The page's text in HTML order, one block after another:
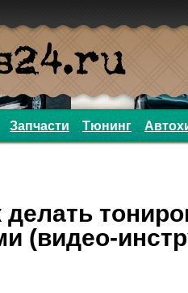
Запчасти Тюнинг
делать
(видео-